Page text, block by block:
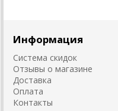
Информация
Система скидок
Отзывы о магазине
Доставка
Оплата
Контакты